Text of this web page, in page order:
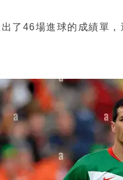
了46場進球的成績單